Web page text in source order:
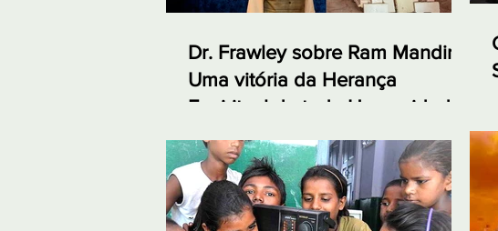
Dr. Frawley sobre Ram Mandir:
Uma vitória da Herança
Espiritual de toda Humanidade